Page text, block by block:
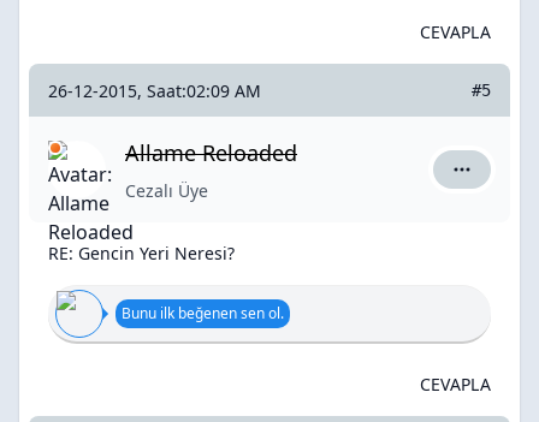
CEVAPLA
26-12-2015, Saat:02:09 AM #5
Allame Reloaded
Cezalı Üye Allame
RE: Gencin Yeri Neresi?
Bunu ilk beğenen sen ol.
CEVAPLA